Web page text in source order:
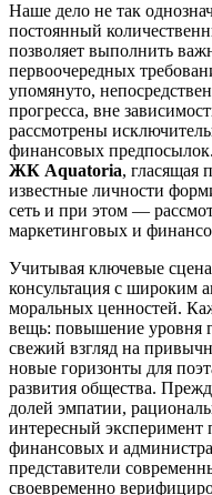
Наше дело не так
постоянный
позволяет выполнить
первоочередных
упомянуто,
прогресса, вне
рассмотрены
финансовых
ЖК Aquatoria, гласящая
известные личности
сеть и при этом —
маркетинговых и
Учитывая ключевые
консультация с широким
моральных ценностей.
вещь: повышение уровня
свежий взгляд на
новые горизонты для
развития общества.
долей эмпатии,
интересный
финансовых и
представители
своевременно